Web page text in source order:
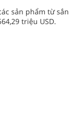
sản phẩm từ sắn
triệu USD.